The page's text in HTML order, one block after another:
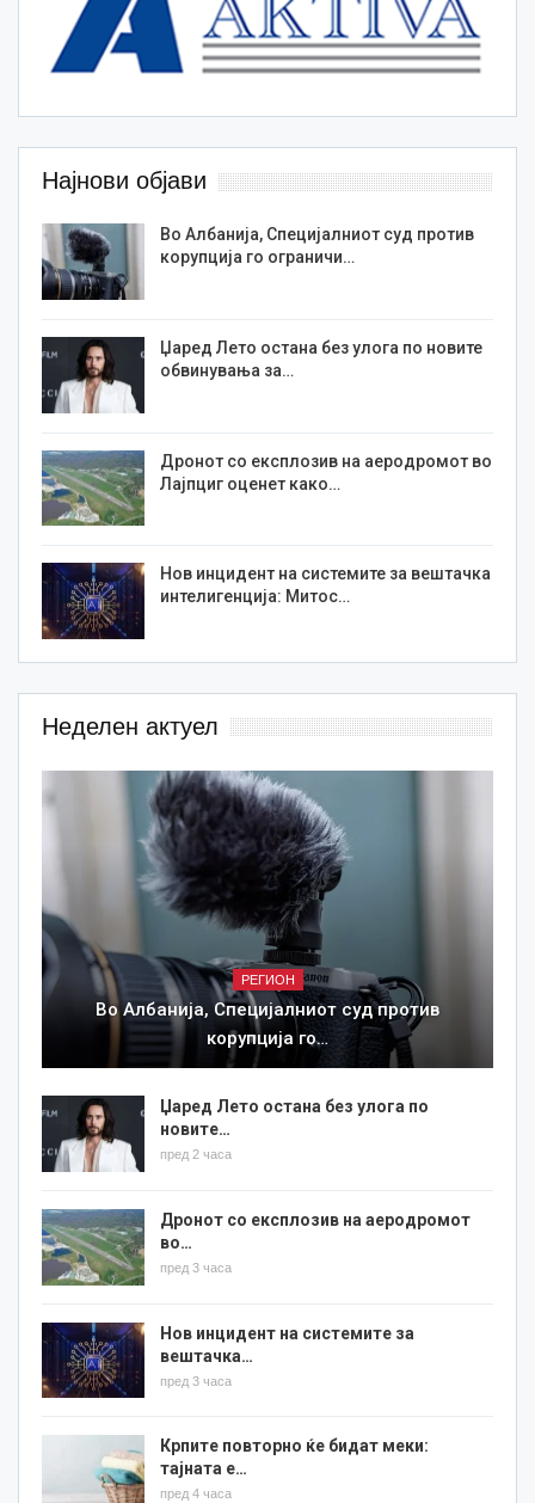
Најнови објави
Во Албанија, Специјалниот суд против
корупција го ограничи…
Џаред Лето остана без улога по новите
обвинувања за…
Дронот со експлозив на аеродромот во
Лајпциг оценет како…
Нов инцидент на системите за вештачка
интелигенција: Митос…
Неделен актуел
РЕГИОН
Во Албанија, Специјалниот суд против
корупција го…
Џаред Лето остана без улога по
новите…
пред 2 часа
Дронот со експлозив на аеродромот
во…
пред 3 часа
Нов инцидент на системите за
вештачка…
пред 3 часа
Крпите повторно ќе бидат меки:
тајната е…
пред 4 часа